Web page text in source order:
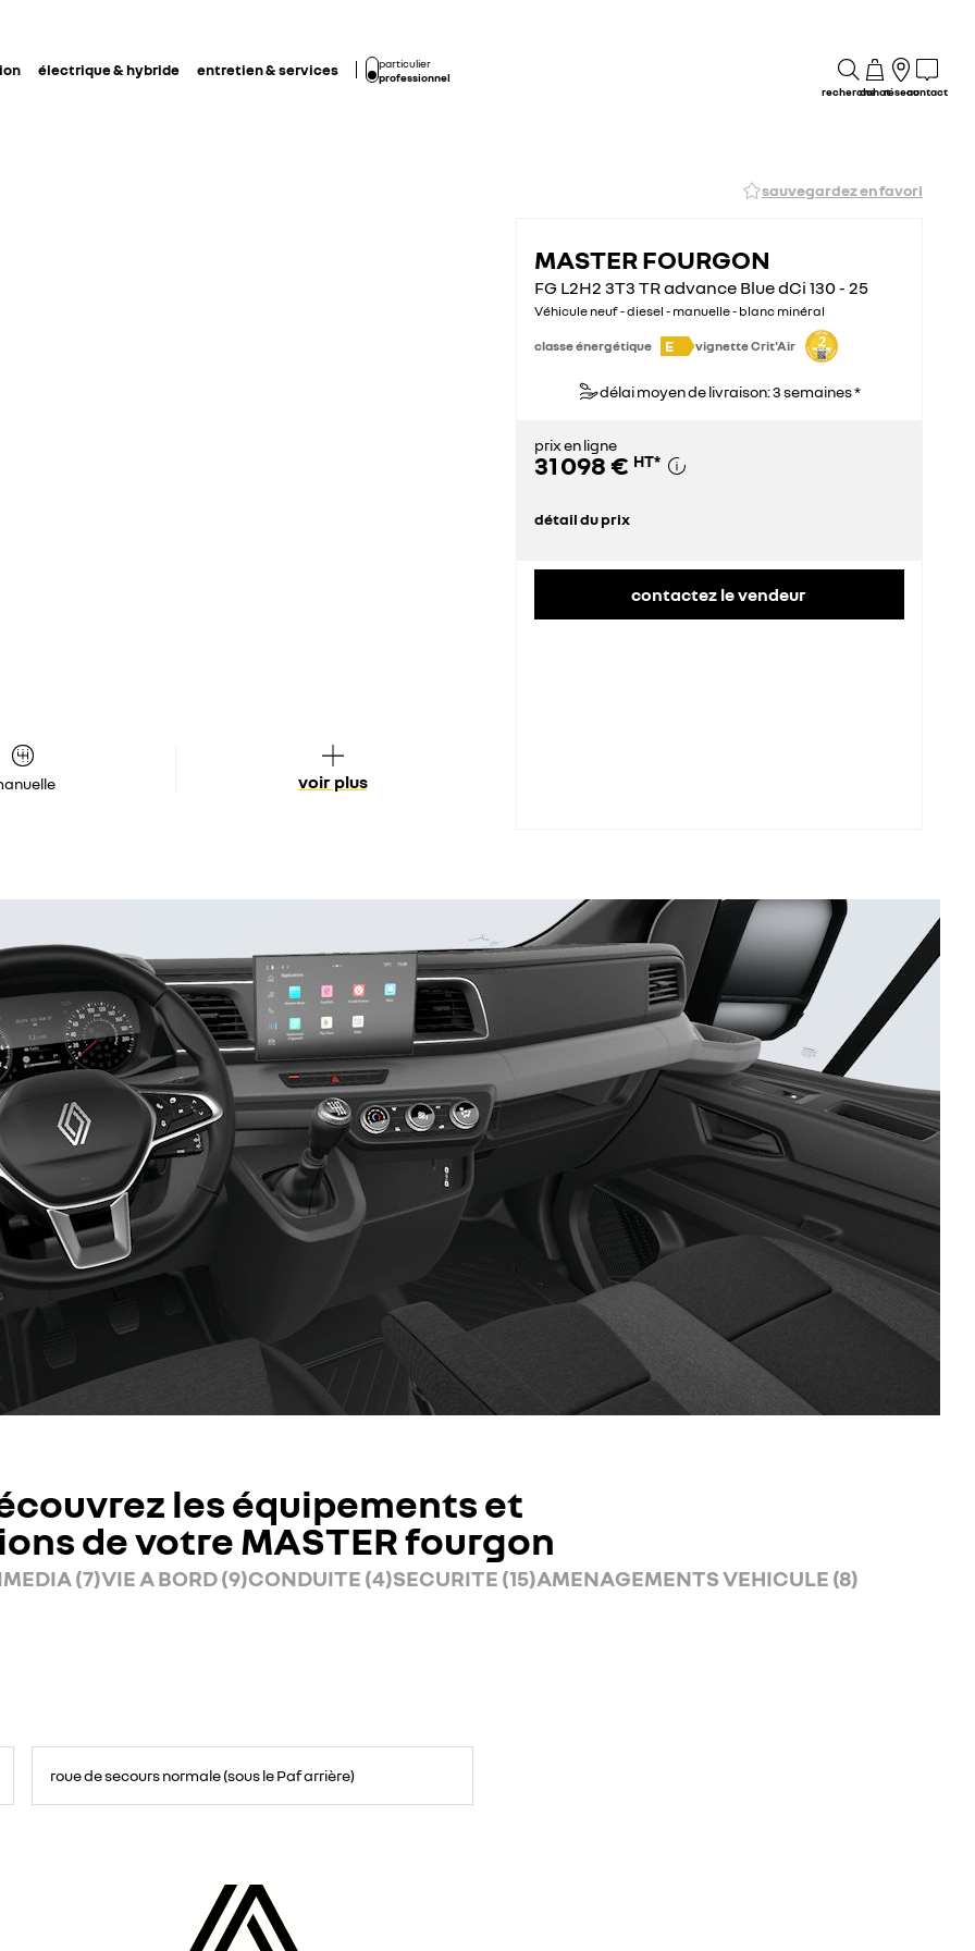
électrique & hybride entretien & services
particulier
professionnel
rechercheachatréseaucontact
sauvegardez en favori
voir plus
MASTER FOURGON
FG L2H2 3T3 TR advance Blue dCi 130 - 25
Véhicule neuf - diesel - manuelle - blanc minéral
classe énergétique E vignette Crit'Air
délai moyen de livraison: 3 semaines *
prix en ligne
31 098 € HT*
détail du prix
contactez le vendeur
les équipements et
de votre MASTER fourgon
(7)VIE A BORD (9)CONDUITE (4)SECURITE (15)AMENAGEMENTS VEHICULE (8)
roue de secours normale (sous le Paf arrière)